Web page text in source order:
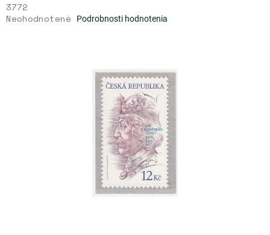
3772
Priemerné
Neohodnotené Podrobnosti hodnotenia